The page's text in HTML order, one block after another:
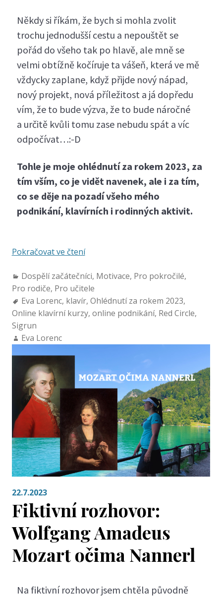
Někdy si říkám, že bych si mohla zvolit
trochu jednodušší cestu a nepouštět se
pořád do všeho tak po hlavě, ale mně se
velmi obtížně kočíruje ta vášeň, která ve mě
vždycky zaplane, když přijde nový nápad,
nový projekt, nová příležitost a já dopředu
vím, že to bude výzva, že to bude náročné
a určitě kvůli tomu zase nebudu spát a víc
odpočívat…:-D
Tohle je moje ohlédnutí za rokem 2023, za
tím vším, co je vidět navenek, ale i za tím,
co se děje na pozadí všeho mého
podnikání, klavírních i rodinných aktivit.
Pokračovat ve čtení
Dospělí začátečníci, Motivace, Pro pokročilé,
Pro rodiče, Pro učitele
Eva Lorenc, klavír, Ohlédnutí za rokem 2023,
Online klavírní kurzy, online podnikání, Red Circle,
Sigrun
Eva Lorenc
22.7.2023
Fiktivní rozhovor:
Wolfgang Amadeus
Mozart očima Nannerl
Na fiktivní rozhovor jsem chtěla původně